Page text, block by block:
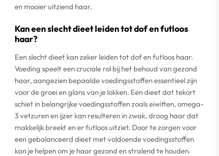
en mooier uitziend haar.
Kan een slecht dieet leiden tot dof en futloos
haar?
Een slecht dieet kan zeker leiden tot dof en futloos haar.
Voeding speelt een cruciale rol bij het behoud van gezond
haar, aangezien bepaalde voedingsstoffen essentieel zijn
voor de groei en glans van je lokken. Een dieet dat tekort
schiet in belangrijke voedingsstoffen zoals eiwitten, omega-
3 vetzuren en ijzer kan resulteren in zwak, droog haar dat
makkelijk breekt en er futloos uitziet. Door te zorgen voor
een gebalanceerd dieet met voldoende voedingsstoffen
kan je helpen om je haar gezond en stralend te houden.